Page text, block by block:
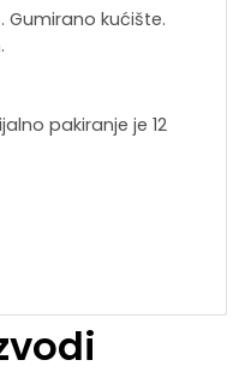
kućište.
pakiranje je 12